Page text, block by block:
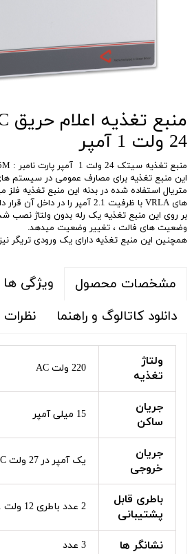
24 ولت 1 آمپر
منبع تغذیه سیتک 24 ولت 1 آمپر پارت نامبر : BF375M
این منبع تغذیه برای مصارف عمومی در سیستم های
متریال استفاده شده در بدنه این منبع تغذیه فلز
های VRLA با ظرفیت 2.1 آمپر را در داخل آن قرار داد.
بر روی این منبع تغذیه یک رله بدون ولتاژ نصب
وضعیت های فالت ، تغییر وضعیت میدهد.
همچنین این منبع تغذیه دارای یک ورودی تریگر
مشخصات محصول
ویژگی ها
دانلود کاتالوگ و راهنما
نظرات
ولتاژ
تغذیه
220 ولت AC
جریان
ساکن
15 میلی آمپر
جریان
خروجی
یک آمپر در 27 ولت DC
باطری قابل
پشتیبانی
2 عدد باطری 12 ولت 2.1 آمپر ساعت
نشانگر ها 3 عدد